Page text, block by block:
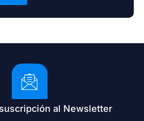
al Newsletter